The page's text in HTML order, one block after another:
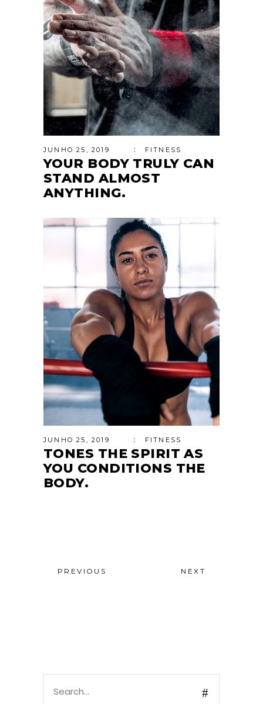
JUNHO 25, 2019 FITNESS
YOUR BODY TRULY CAN
STAND ALMOST
ANYTHING.
JUNHO 25, 2019 FITNESS
TONES THE SPIRIT AS
YOU CONDITIONS THE
BODY.
PREVIOUS NEXT